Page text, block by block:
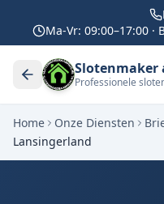
Ma-Vr: 09:00–17:00
Slotenmaker
Professionele
Home Onze Diensten
Lansingerland